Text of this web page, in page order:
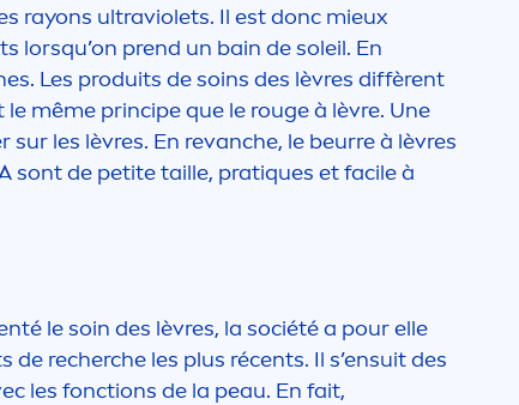
rayons ultraviolets. Il est donc mieux
lorsqu’on prend un bain de soleil. En
Les produits de soins des lèvres diffèrent
même principe que le rouge à lèvre. Une
sur les lèvres. En revanche, le beurre à lèvres
sont de petite taille, pratiques et facile à
le soin des lèvres, la société a pour elle
recherche les plus récents. Il s’ensuit des
les fonctions de la peau. En fait,